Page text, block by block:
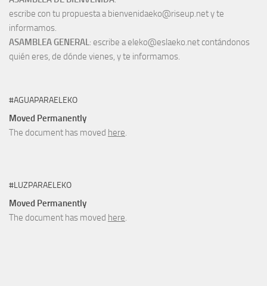
escribe con tu propuesta a bienvenidaeko@riseup.net y te
informamos.
ASAMBLEA GENERAL: escribe a eleko@eslaeko.net contándonos
quién eres, de dónde vienes, y te informamos.
#AGUAPARAELEKO
Moved Permanently
The document has moved here.
#LUZPARAELEKO
Moved Permanently
The document has moved here.